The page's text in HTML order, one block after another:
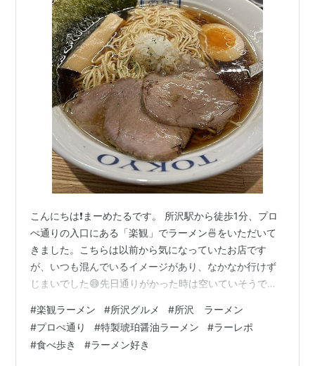
こんにちは❗️まーめたるです。 所沢駅から徒歩1分、プロ
ぺ通りの入口にある「楽観」でラーメン🍜をいただいて
きました。こちらは以前から気になっていたお店です
が、いつも混んでいるイメージがあり、なかなか行けず
じまいでした😅先日通りがかった時は空いていそうでし
と右上のボタンを押しました😄「楽観」の醤油ラーメン
は、木桶仕込みで造る一等醤油を使用しており、まろや
かで力強く大豆の旨味とコクが特徴です。 卓上調味料 シ
#楽観ラーメン #所沢グルメ #所沢 ラーメン
#プロぺ通り #特製琥珀醤油ラーメン #ラーレポ
#食べ歩き #ラーメン好き